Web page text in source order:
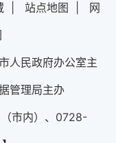
站点地图
网
人民政府办公室主
管理局主办
市内）、0728-